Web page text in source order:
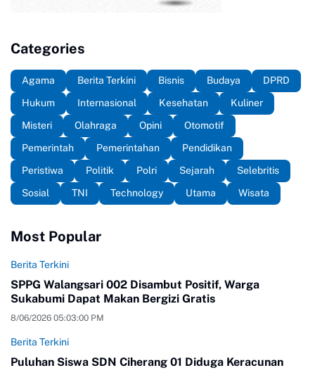
Categories
Agama Berita Terkini Bisnis Budaya
DPRD
Hukum
Internasional Kesehatan
Kuliner
Misteri
Olahraga Opini
Otomotif
Pemerintah
Pemerintahan
Pendidikan
Peristiwa
Politik Polri Sejarah
Selebritis
Sosial
TNI Technology Utama Wisata
Most Popular
Berita Terkini
SPPG Walangsari 002 Disambut Positif, Warga
Sukabumi Dapat Makan Bergizi Gratis
8/06/2026 05:03:00 PM
Berita Terkini
Puluhan Siswa SDN Ciherang 01 Diduga Keracunan